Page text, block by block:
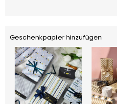
Geschenkpapier hinzufügen